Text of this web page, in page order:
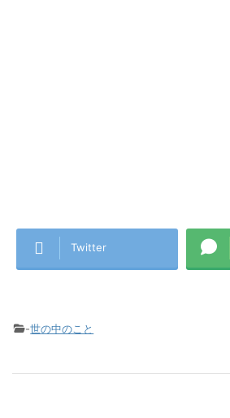
Twitter
-世の中のこと